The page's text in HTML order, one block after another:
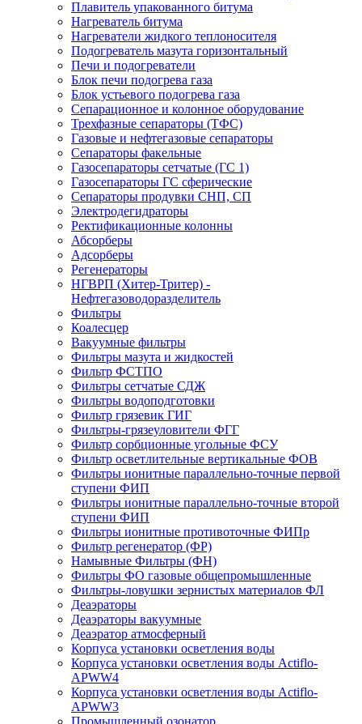
Плавитель упакованного битума
Нагреватель битума
Нагреватели жидкого теплоносителя
Подогреватель мазута горизонтальный
Печи и подогреватели
Блок печи подогрева газа
Блок устьевого подогрева газа
Сепарационное и колонное оборудование
Трехфазные сепараторы (ТФС)
Газовые и нефтегазовые сепараторы
Сепараторы факельные
Газосепараторы сетчатые (ГС 1)
Газосепараторы ГС сферические
Сепараторы продувки СНП, СП
Электродегидраторы
Ректификационные колонны
Абсорберы
Адсорберы
Регенераторы
НГВРП (Хитер-Тритер) -
Нефтегазоводоразделитель
Фильтры
Коалесцер
Вакуумные фильтры
Фильтры мазута и жидкостей
Фильтр ФСТПО
Фильтры сетчатые СДЖ
Фильтры водоподготовки
Фильтр грязевик ГИГ
Фильтры-грязеуловители ФГГ
Фильтр сорбционные угольные ФСУ
Фильтр осветлительные вертикальные ФОВ
Фильтры ионитные параллельно-точные первой
ступени ФИП
Фильтры ионитные параллельно-точные второй
ступени ФИП
Фильтры ионитные противоточные ФИПр
Фильтр регенератор (ФР)
Намывные Фильтры (ФН)
Фильтры ФО газовые общепромышленные
Фильтры-ловушки зернистых материалов ФЛ
Деаэраторы
Деаэраторы вакуумные
Деаэратор атмосферный
Корпуса установки осветления воды
Корпуса установки осветления воды Actiflo-
APWW4
Корпуса установки осветления воды Actiflo-
APWW3
Промышленный озонатор